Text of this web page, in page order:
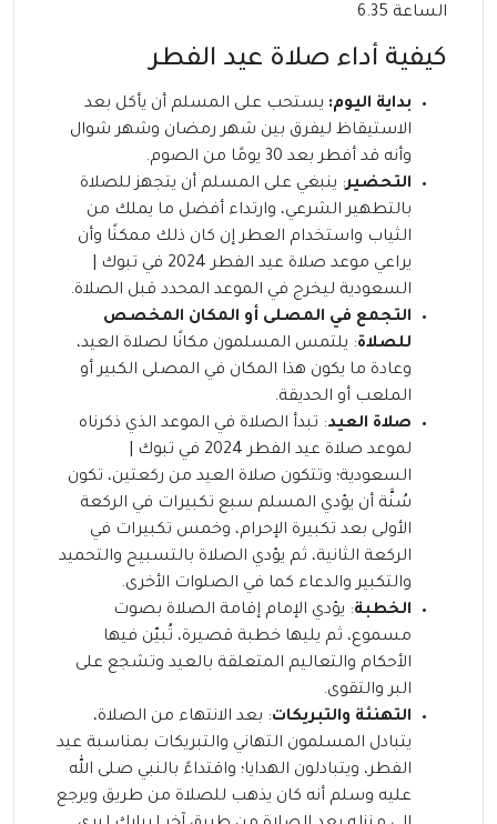
الساعة 6.35
كيفية أداء صلاة عيد الفطر
بداية اليوم: يستحب على المسلم أن يأكل بعد
الاستيقاظ ليفرق بين شهر رمضان وشهر شوال
وأنه قد أفطر بعد 30 يومًا من الصوم.
التحضير: ينبغي على المسلم أن يتجهز للصلاة
بالتطهير الشرعي، وارتداء أفضل ما يملك من
الثياب واستخدام العطر إن كان ذلك ممكنًا وأن
يراعي موعد صلاة عيد الفطر 2024 في تبوك |
السعودية ليخرج في الموعد المحدد قبل الصلاة.
التجمع في المصلى أو المكان المخصص
للصلاة: يلتمس المسلمون مكانًا لصلاة العيد،
وعادة ما يكون هذا المكان في المصلى الكبير أو
الملعب أو الحديقة.
صلاة العيد: تبدأ الصلاة في الموعد الذي ذكرناه
لموعد صلاة عيد الفطر 2024 في تبوك |
السعودية؛ وتتكون صلاة العيد من ركعتين، تكون
سُنَّة أن يؤدي المسلم سبع تكبيرات في الركعة
الأولى بعد تكبيرة الإحرام، وخمس تكبيرات في
الركعة الثانية، ثم يؤدي الصلاة بالتسبيح والتحميد
والتكبير والدعاء كما في الصلوات الأخرى.
الخطبة: يؤدي الإمام إقامة الصلاة بصوت
مسموع، ثم يليها خطبة قصيرة، تُبيّن فيها
الأحكام والتعاليم المتعلقة بالعيد وتشجع على
البر والتقوى.
التهنئة والتبريكات: بعد الانتهاء من الصلاة،
يتبادل المسلمون التهاني والتبريكات بمناسبة عيد
الفطر، ويتبادلون الهدايا؛ واقتداءً بالنبي صلى الله
عليه وسلم أنه كان يذهب للصلاة من طريق ويرجع